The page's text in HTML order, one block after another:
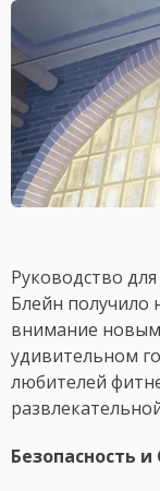
Руководство
Блейн получило
внимание
удивительном
любителей
Безопасность